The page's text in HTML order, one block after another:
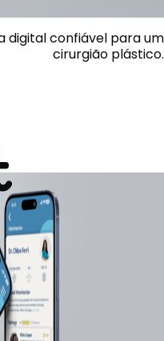
digital confiável para um
cirurgião plástico.